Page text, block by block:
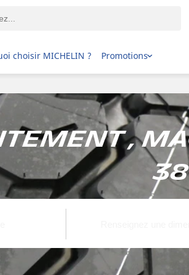
choisir MICHELIN ? Promotions
,